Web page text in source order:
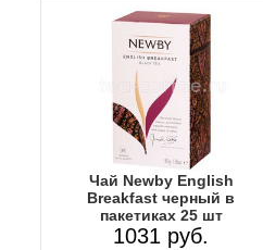
Чай Newby English
Breakfast черный в
пакетиках 25 шт
1031 руб.